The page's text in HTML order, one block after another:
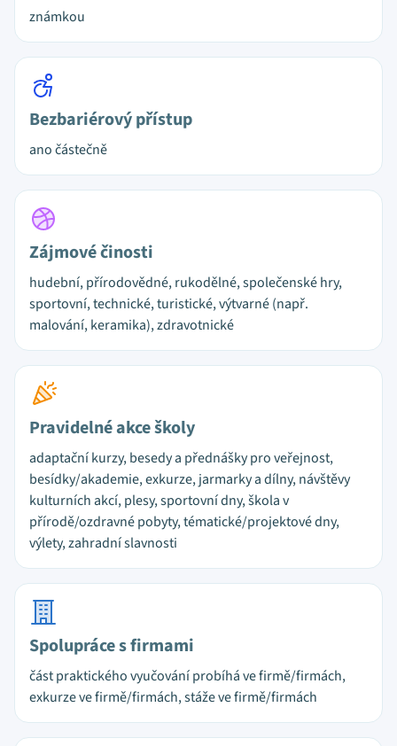
známkou
Bezbariérový přístup
ano částečně
Zájmové činosti
hudební, přírodovědné, rukodělné, společenské hry,
sportovní, technické, turistické, výtvarné (např.
malování, keramika), zdravotnické
Pravidelné akce školy
adaptační kurzy, besedy a přednášky pro veřejnost,
besídky/akademie, exkurze, jarmarky a dílny, návštěvy
kulturních akcí, plesy, sportovní dny, škola v
přírodě/ozdravné pobyty, tématické/projektové dny,
výlety, zahradní slavnosti
Spolupráce s firmami
část praktického vyučování probíhá ve firmě/firmách,
exkurze ve firmě/firmách, stáže ve firmě/firmách